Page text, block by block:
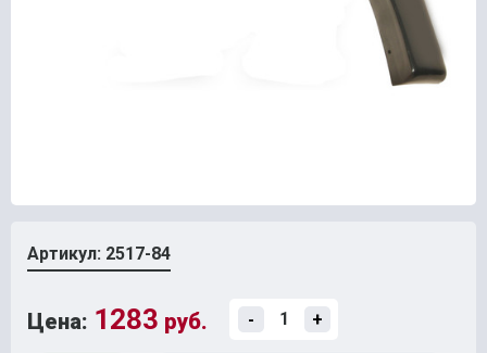
Артикул: 2517-84
Цена: 1283 руб. - +